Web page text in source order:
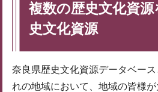
複数の歴史文化資
史文化資源
奈良県歴史文化資源データベー
れの地域において、地域の皆様